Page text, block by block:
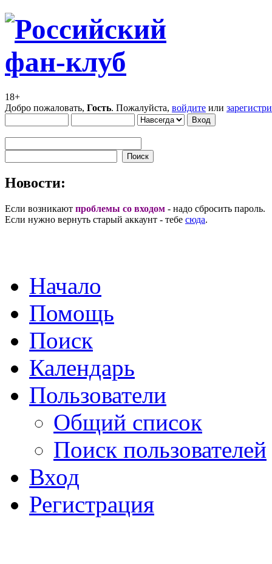
18+
Добро пожаловать, Гость. Пожалуйста, войдите или
Новости:
Если возникают проблемы со входом - надо сбросить пароль.
Если нужно вернуть старый аккаунт - тебе сюда.
Начало
Помощь
Поиск
Календарь
Пользователи
Общий список
Поиск пользователей
Вход
Регистрация